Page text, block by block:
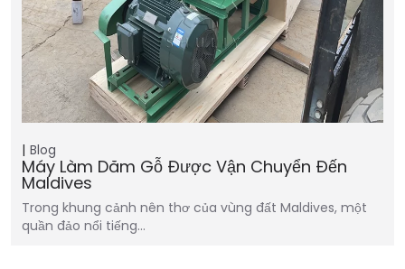
Blog
Máy Làm Dăm Gỗ Được Vận Chuyển Đến
Maldives
Trong khung cảnh nên thơ của vùng đất Maldives, một
quần đảo nổi tiếng…